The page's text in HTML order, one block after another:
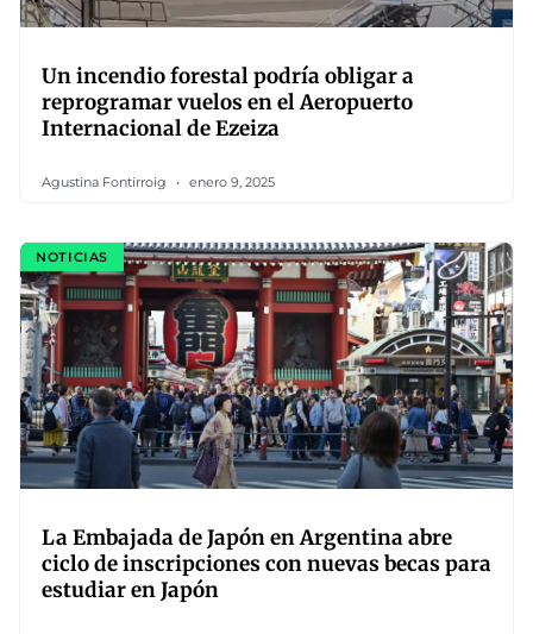
Un incendio forestal podría obligar a
reprogramar vuelos en el Aeropuerto
Internacional de Ezeiza
Agustina Fontirroig enero 9, 2025
NOTICIAS
La Embajada de Japón en Argentina abre
ciclo de inscripciones con nuevas becas para
estudiar en Japón